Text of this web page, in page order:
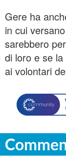
Gere ha
in cui
sarebbero
di loro e se
ai volontari